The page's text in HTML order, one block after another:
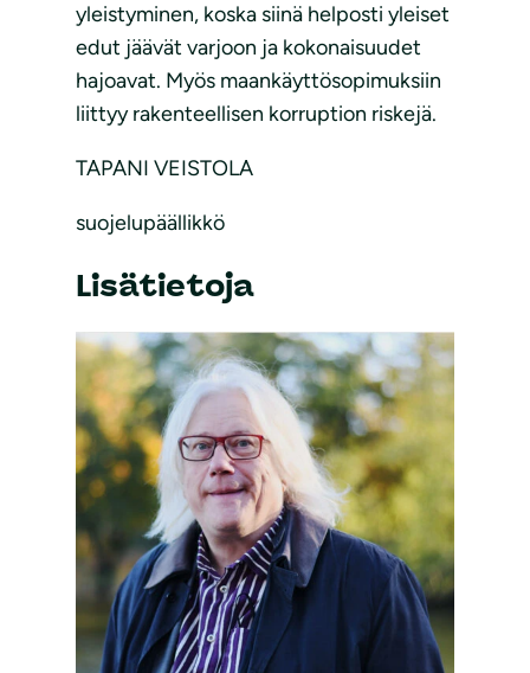
yleistyminen, koska siinä helposti yleiset
edut jäävät varjoon ja kokonaisuudet
hajoavat. Myös maankäyttösopimuksiin
liittyy rakenteellisen korruption riskejä.
TAPANI VEISTOLA
suojelupäällikkö
Lisätietoja